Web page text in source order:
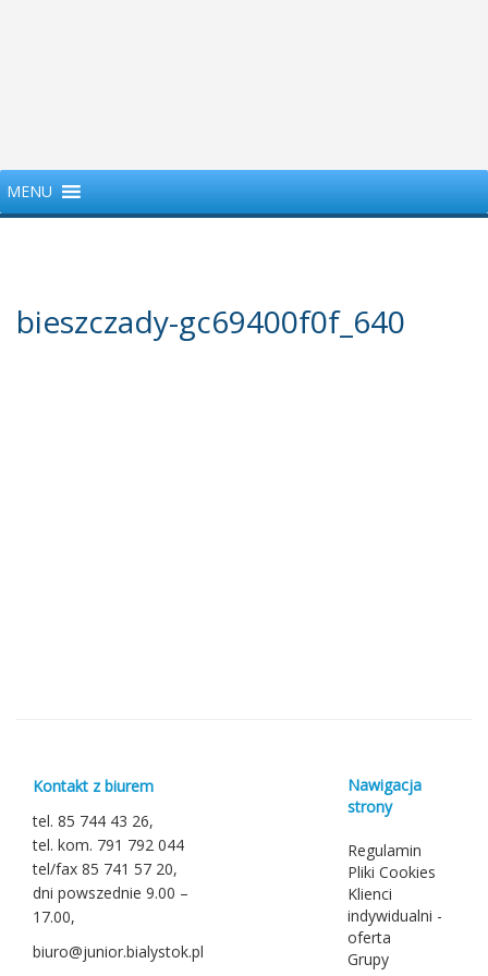
MENU
bieszczady-gc69400f0f_640
Kontakt z biurem
tel. 85 744 43 26,
tel. kom. 791 792 044
tel/fax 85 741 57 20,
dni powszednie 9.00 –
17.00,
biuro@junior.bialystok.pl
Nawigacja
strony
Regulamin
Pliki Cookies
Klienci
indywidualni -
oferta
Grupy